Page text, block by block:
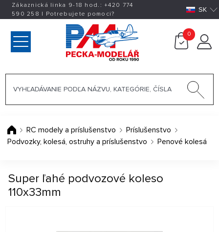
Zákaznická linka 9-18 hod.:+420 774
590 258 | Potrebujete pomoci? SK
0
RC modely a príslušenstvo
Príslušenstvo
Podvozky, kolesá, ostruhy a príslušenstvo
Penové kolesá
Super ľahé podvozové koleso
110x33mm